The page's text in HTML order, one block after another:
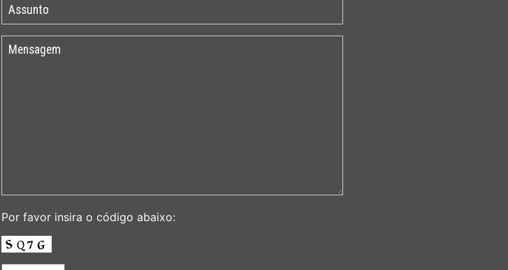
Por favor insira o código abaixo: